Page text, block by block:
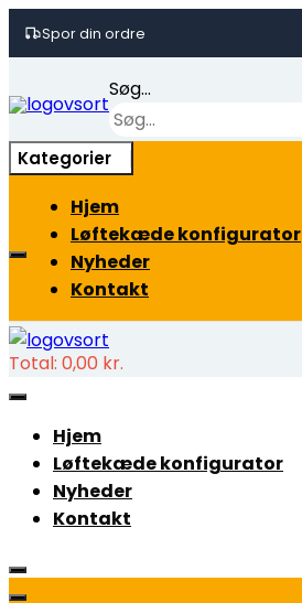
Spor din ordre
to
Søg...
×
Kategorier
Hjem
Løftekæde konfigurator
Nyheder
Kontakt
Total: 0,00 kr.
Hjem
Løftekæde konfigurator
Nyheder
Kontakt